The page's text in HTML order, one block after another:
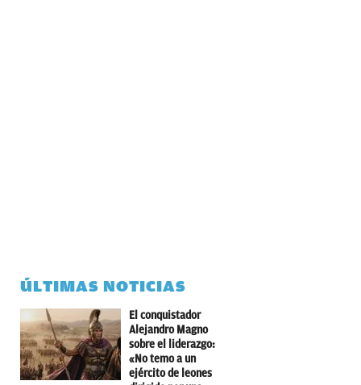
ÚLTIMAS NOTICIAS
El conquistador
Alejandro Magno
sobre el liderazgo:
«No temo a un
ejército de leones